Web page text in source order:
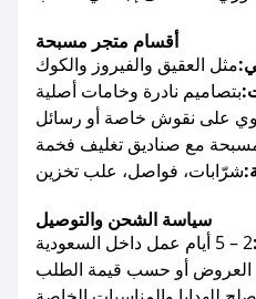
أقسام متجر مسبحة
سياسة الشحن والتوصيل
2 – 5 أيام عمل داخل السعودية
أو حسب قيمة الطلب